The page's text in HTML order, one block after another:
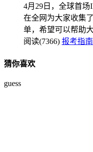
4月29日，全球首场
在全网为大家收集
单，希望可以帮助
阅读(7366) 报考指南
猜你喜欢
guess